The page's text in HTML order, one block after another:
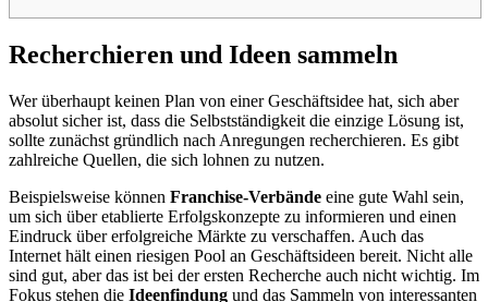
Recherchieren und Ideen sammeln
Wer überhaupt keinen Plan von einer Geschäftsidee hat, sich aber
absolut sicher ist, dass die Selbstständigkeit die einzige Lösung ist,
sollte zunächst gründlich nach Anregungen recherchieren. Es gibt
zahlreiche Quellen, die sich lohnen zu nutzen.
Beispielsweise können Franchise-Verbände eine gute Wahl sein,
um sich über etablierte Erfolgskonzepte zu informieren und einen
Eindruck über erfolgreiche Märkte zu verschaffen. Auch das
Internet hält einen riesigen Pool an Geschäftsideen bereit. Nicht alle
sind gut, aber das ist bei der ersten Recherche auch nicht wichtig. Im
Fokus stehen die Ideenfindung und das Sammeln von interessanten